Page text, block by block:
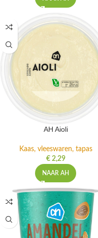
AH Aioli
Kaas, vleeswaren, tapas
€2,29
NAAR AH